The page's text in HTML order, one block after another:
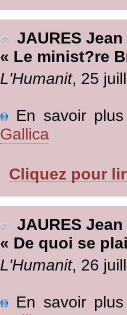
JAURES Jean
« Le minist?re
L'Humanit, 25
En savoir
Gallica
Cliquez pour
JAURES Jean
« De quoi se
L'Humanit, 26
En savoir